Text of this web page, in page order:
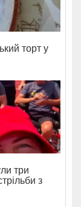
торт у
три
з